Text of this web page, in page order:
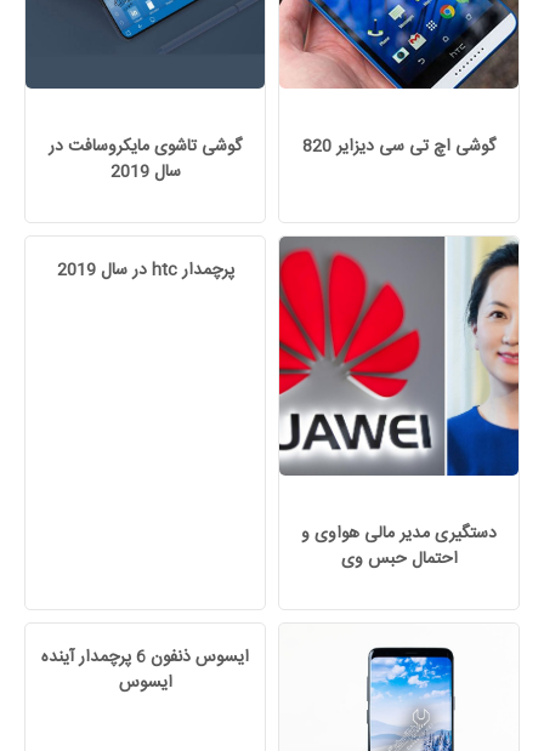
گوشی اچ تی سی دیزایر 820
گوشی تاشوی مایکروسافت در
سال 2019
دستگیری مدیر مالی هواوی و
احتمال حبس وی
پرچمدار htc در سال 2019
ایسوس ذنفون 6 پرچمدار آینده
ایسوس